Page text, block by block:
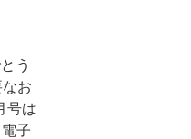
う
お
号は
子